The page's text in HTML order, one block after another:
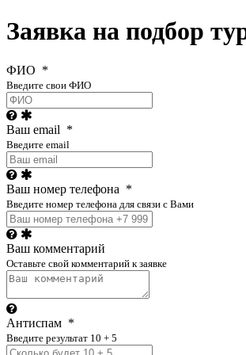
Заявка на подбор
ФИО *
Введите свои ФИО
Ваш email *
Введите email
Ваш номер телефона *
Введите номер телефона для связи с Вами
Ваш комментарий
Оставьте свой комментарий к заявке
Антиспам *
Введите результат 10 + 5